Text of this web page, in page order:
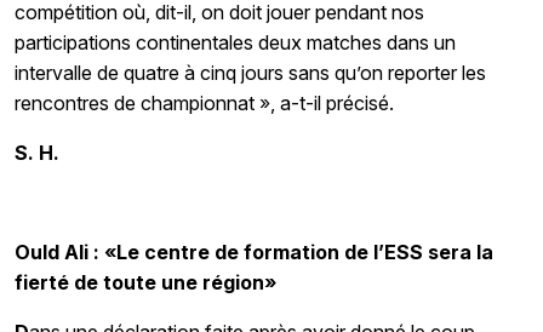
compétition où, dit-il, on doit jouer pendant nos
participations continentales deux matches dans un
intervalle de quatre à cinq jours sans qu’on reporter les
rencontres de championnat », a-t-il précisé.
S. H.
Ould Ali : «Le centre de formation de l’ESS sera la
fierté de toute une région»